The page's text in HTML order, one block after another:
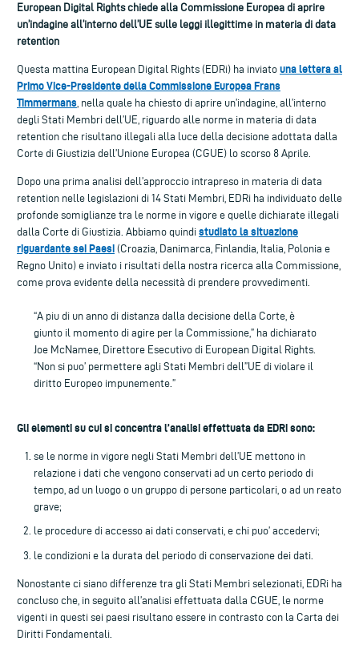
European Digital Rights chiede alla Commissione Europea di aprire
un’indagine all’interno dell’UE sulle leggi illegittime in materia di data
retention
Questa mattina European Digital Rights (EDRi) ha inviato una lettera al
Primo Vice-Presidente della Commissione Europea Frans
Timmermans , nella quale ha chiesto di aprire un’indagine, all’interno
degli Stati Membri dell’UE, riguardo alle norme in materia di data
retention che risultano illegali alla luce della decisione adottata dalla
Corte di Giustizia dell’Unione Europea (CGUE) lo scorso 8 Aprile.
Dopo una prima analisi dell’approccio intrapreso in materia di data
retention nelle legislazioni di 14 Stati Membri, EDRi ha individuato delle
profonde somiglianze tra le norme in vigore e quelle dichiarate illegali
dalla Corte di Giustizia. Abbiamo quindi studiato la situazione
riguardante sei Paesi (Croazia, Danimarca, Finlandia, Italia, Polonia e
Regno Unito) e inviato i risultati della nostra ricerca alla Commissione,
come prova evidente della necessità di prendere provvedimenti.
“A piu di un anno di distanza dalla decisione della Corte, è
giunto il momento di agire per la Commissione,” ha dichiarato
Joe McNamee, Direttore Esecutivo di European Digital Rights.
“Non si puo’ permettere agli Stati Membri dell”UE di violare il
diritto Europeo impunemente.”
Gli elementi su cui si concentra l’analisi effettuata da EDRi sono:
se le norme in vigore negli Stati Membri dell’UE mettono in
relazione i dati che vengono conservati ad un certo periodo di
tempo, ad un luogo o un gruppo di persone particolari, o ad un reato
grave;
le procedure di accesso ai dati conservati, e chi puo’ accedervi;
le condizioni e la durata del periodo di conservazione dei dati.
Nonostante ci siano differenze tra gli Stati Membri selezionati, EDRi ha
concluso che, in seguito all’analisi effettuata dalla CGUE, le norme
vigenti in questi sei paesi risultano essere in contrasto con la Carta dei
Diritti Fondamentali.